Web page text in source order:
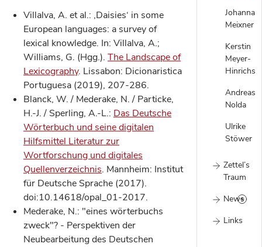
Johanna
Meixner
Kerstin
Meyer-
Hinrichs
Andreas
Nolda
Ulrike
Stöwer
Zettel’s
Traum
News
Links
Villalva, A. et al.: ‚Daisies‘ in some
European languages: a survey of
lexical knowledge. In: Villalva, A.;
Williams, G. (Hgg.). The Landscape of
Lexicography. Lissabon: Dicionaristica
Portuguesa (2019), 207-286.
Blanck, W. / Mederake, N. / Particke,
H.-J. / Sperling, A.-L.: Das Deutsche
Wörterbuch und seine digitalen
Hilfsmittel Literatur zur
Wortforschung und digitales
Quellenverzeichnis. Mannheim: Institut
für Deutsche Sprache (2017).
doi:10.14618/opal_01-2017.
Mederake, N.: "eines wörterbuchs
zweck"? - Perspektiven der
Neubearbeitung des Deutschen